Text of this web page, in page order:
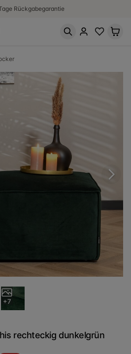
Rückgabegarantie
+7
rechteckig dunkelgrün